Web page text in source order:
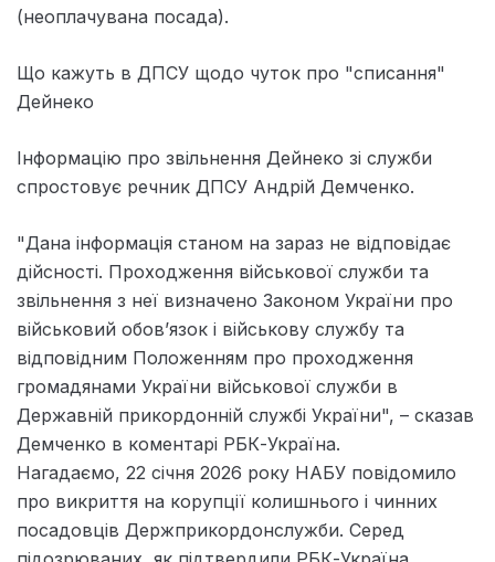
(неоплачувана посада).
Що кажуть в ДПСУ щодо чуток про "списання"
Дейнеко
Інформацію про звільнення Дейнеко зі служби
спростовує речник ДПСУ Андрій Демченко.
"Дана інформація станом на зараз не відповідає
дійсності. Проходження військової служби та
звільнення з неї визначено Законом України про
військовий обов’язок і військову службу та
відповідним Положенням про проходження
громадянами України військової служби в
Державній прикордонній службі України", – сказав
Демченко в коментарі РБК-Україна.
Нагадаємо, 22 січня 2026 року НАБУ повідомило
про викриття на корупції колишнього і чинних
посадовців Держприкордонслужби. Серед